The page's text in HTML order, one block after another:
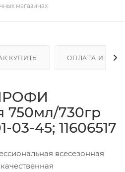
магазинах
КУПИТЬ ОПЛАТА И
750мл/730гр
03-45; 11606517
всесезонная